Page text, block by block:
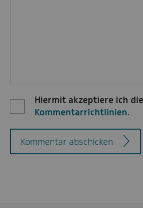
Hiermit akzeptiere ich
Kommentarrichtlinien.
Kommentar abschicken